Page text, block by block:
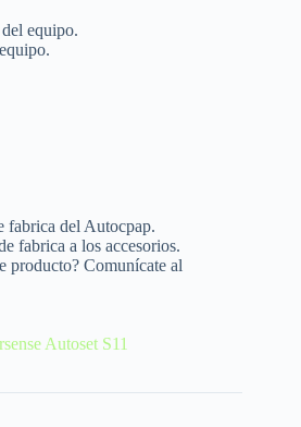
equipo.
fabrica del Autocpap.
fabrica a los accesorios.
producto? Comunícate al
Autoset S11